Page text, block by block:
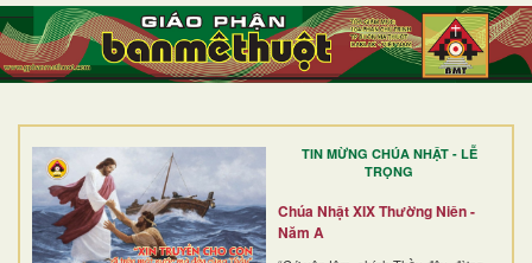
TIN MỪNG CHÚA NHẬT - LỄ
TRỌNG
Chúa Nhật XIX Thường Niên -
Năm A
TRANG NHẤT
GIỚI THIỆU
DÒNG TU
BAN MỤC VỤ
ĐOÀN THỂ CG